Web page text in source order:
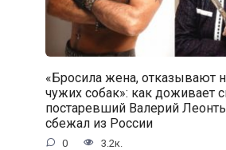
«Бросила жена, отказывают
чужих собак»: как доживает
постаревший Валерий
сбежал из России
0 3.2к.